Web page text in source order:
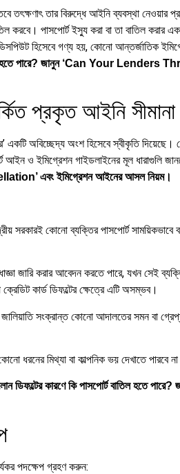
তৎক্ষণাৎ তার বিরুদ্ধে আইনি ব্যবস্থা
করবে। পাসপোর্ট ইস্যু করা বা তা বাতিল করার
ডিসপিউট হিসেবে গণ্য হয়, কোনো আন্তর্জাতিক
হতে পারে? জানুন ‘Can Your
প্রকৃত আইনি সীমানা
একটি অবিচ্ছেদ্য অংশ হিসেবে স্বীকৃতি দিয়েছে।
আইন ও ইমিগ্রেশন গাইডলাইনের মূল ধারাগুলি
এবং ইমিগ্রেশন আইনের আসল নিয়ম।
সরকারই কোনো ব্যক্তির পাসপোর্ট
জারি করার আবেদন করতে পারে, যখন সেই
কার্ড ডিফল্টের ক্ষেত্রে এটি অসম্ভব।
সংক্রান্ত কোনো আদালতের সমন বা
ধরনের মিথ্যা বা কাল্পনিক ভয় দেখাতে পারবে
ডিফল্টের কারণে কি পাসপোর্ট বাতিল হতে
পদক্ষেপ গ্রহণ করুন: